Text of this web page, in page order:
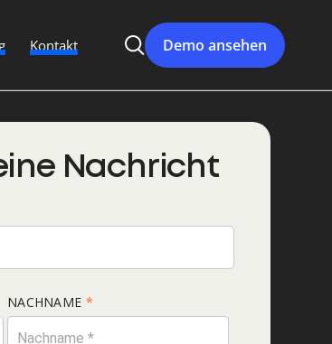
Kontakt Demo ansehen
Nachricht